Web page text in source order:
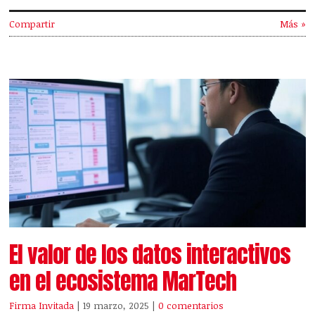
Compartir Más »
El valor de los datos interactivos
en el ecosistema MarTech
Firma Invitada | 19 marzo, 2025 |0 comentarios